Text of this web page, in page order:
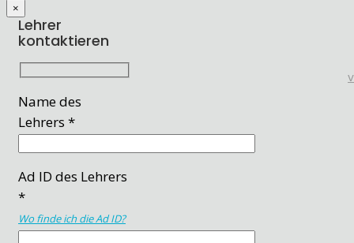
×
Lehrer
kontaktieren
Name des
Lehrers *
Ad ID des Lehrers
*
Wo finde ich die Ad ID?